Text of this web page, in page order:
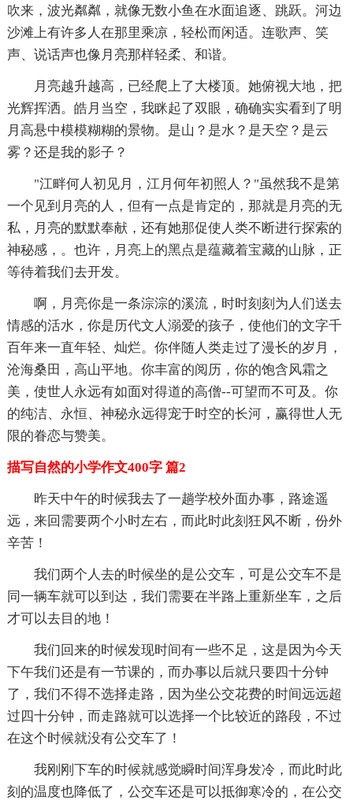
吹来，波光粼粼，就像无数小鱼在水面追逐、跳跃。河边
沙滩上有许多人在那里乘凉，轻松而闲适。连歌声、笑
声、说话声也像月亮那样轻柔、和谐。
月亮越升越高，已经爬上了大楼顶。她俯视大地，把
光辉挥洒。皓月当空，我眯起了双眼，确确实实看到了明
月高悬中模模糊糊的景物。是山？是水？是天空？是云
雾？还是我的影子？
"江畔何人初见月，江月何年初照人？"虽然我不是第
一个见到月亮的人，但有一点是肯定的，那就是月亮的无
私，月亮的默默奉献，还有她那促使人类不断进行探索的
神秘感，。也许，月亮上的黑点是蕴藏着宝藏的山脉，正
等待着我们去开发。
啊，月亮你是一条淙淙的溪流，时时刻刻为人们送去
情感的活水，你是历代文人溺爱的孩子，使他们的文字千
百年来一直年轻、灿烂。你伴随人类走过了漫长的岁月，
沧海桑田，高山平地。你丰富的阅历，你的饱含风霜之
美，使世人永远有如面对得道的高僧--可望而不可及。你
的纯洁、永恒、神秘永远得宠于时空的长河，赢得世人无
限的眷恋与赞美。
描写自然的小学作文400字 篇2
昨天中午的时候我去了一趟学校外面办事，路途遥
远，来回需要两个小时左右，而此时此刻狂风不断，份外
辛苦！
我们两个人去的时候坐的是公交车，可是公交车不是
同一辆车就可以到达，我们需要在半路上重新坐车，之后
才可以去目的地！
我们回来的时候发现时间有一些不足，这是因为今天
下午我们还是有一节课的，而办事以后就只要四十分钟
了，我们不得不选择走路，因为坐公交花费的时间远远超
过四十分钟，而走路就可以选择一个比较近的路段，不过
在这个时候就没有公交车了！
我刚刚下车的时候就感觉瞬时间浑身发冷，而此时此
刻的温度也降低了，公交车还是可以抵御寒冷的，在公交